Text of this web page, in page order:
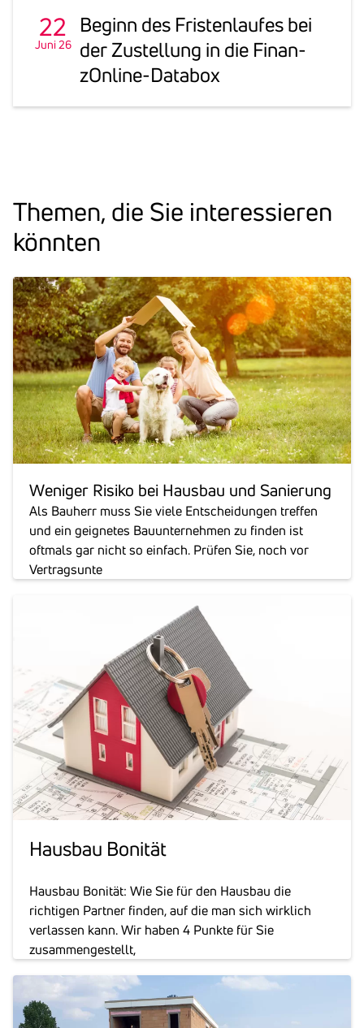
22
Juni 26
Beginn des Fris­ten­laufes bei
der Zustel­lung in die Finan­
zOn­line-Databox
Themen, die Sie inter­es­sieren
könnten
Weniger Risiko bei Hausbau und Sanie­rung
Als Bauherr muss Sie viele Entscheidungen treffen
und ein geignetes Bauunternehmen zu finden ist
oftmals gar nicht so einfach. Prüfen Sie, noch vor
Vertragsunte
Hausbau Bonität
Hausbau Bonität: Wie Sie für den Hausbau die
richtigen Partner finden, auf die man sich wirklich
verlassen kann. Wir haben 4 Punkte für Sie
zusammengestellt,